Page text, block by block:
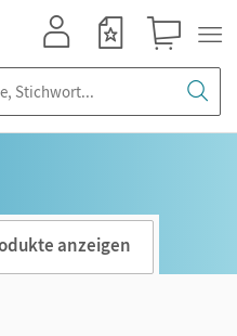
anzeigen